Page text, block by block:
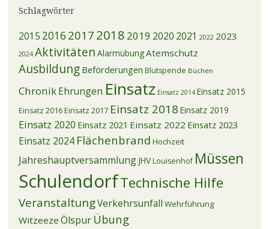
Schlagwörter
2015 2016 2017 2018 2019 2020 2021 2022 2023
2024 Aktivitäten AlarmübungAtemschutz
Ausbildung Beförderungen Blutspende Büchen
ChronikEhrungen Einsatz Einsatz 2014 Einsatz 2015
Einsatz 2016Einsatz 2017 Einsatz 2018 Einsatz 2019
Einsatz 2020 Einsatz 2021 Einsatz 2022 Einsatz 2023
Einsatz 2024 Flächenbrand Hochzeit
Jahreshauptversammlung JHVLouisenhof Müssen
SchulendorfTechnische Hilfe
VeranstaltungVerkehrsunfall Wehrführung
Witzeeze Ölspur Übung